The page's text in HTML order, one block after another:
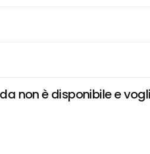
non è disponibile e